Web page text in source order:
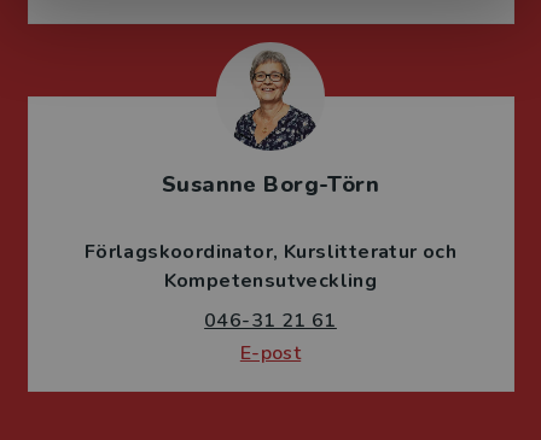
Susanne Borg-Törn
Förlagskoordinator Kurslitteratur och
Kompetensutveckling
046-31 21 61
E-post